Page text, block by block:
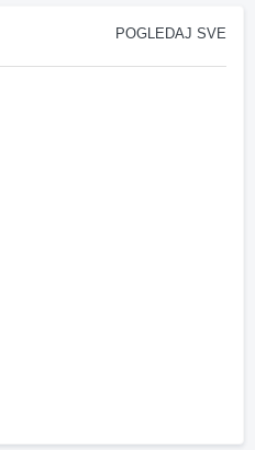
POGLEDAJ SVE